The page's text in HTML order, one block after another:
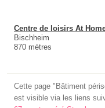
Centre de loisirs At
Bischheim
870 mètres
Cette page "Bâtiment
est visible via les liens